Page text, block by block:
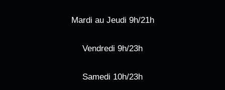
Mardi au Jeudi 9h/21h
Vendredi 9h/23h
Samedi 10h/23h